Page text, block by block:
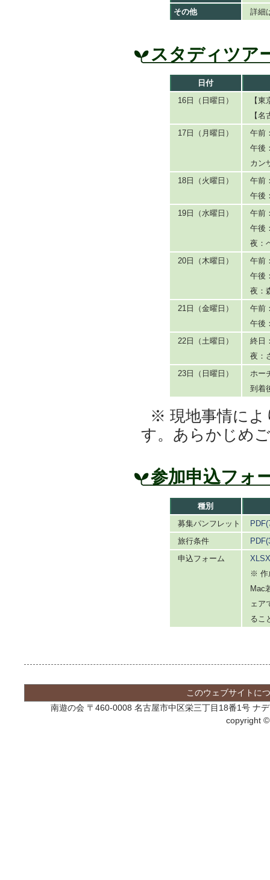
その他
詳細
スタディツア
日付
16日（日曜日）
【
【
17日（月曜日）
午前
午後
カン
18日（火曜日）
午前
午後
19日（水曜日）
午前
午後
夜：
20日（木曜日）
午前
午後
夜：
21日（金曜日）
午前
午後
22日（土曜日）
終日
夜：
23日（日曜日）
ホー
到着
※ 現地事情によ
す。あらかじめ
参加申込フォ
種別
募集パンフレット
旅行条件
申込フォーム
※ 作
Mac
ェア
るこ
このウェブサイトに
南遊の会 〒460-0008 名古屋市中区栄三丁目18番1号 ナ
copyright